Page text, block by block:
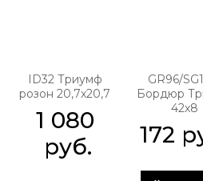
ID32 Триумф
розон 20,7х20,7
1 080
руб.
GR96/
Бордюр
42х8
172